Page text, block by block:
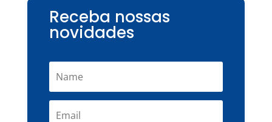
Receba nossas
novidades